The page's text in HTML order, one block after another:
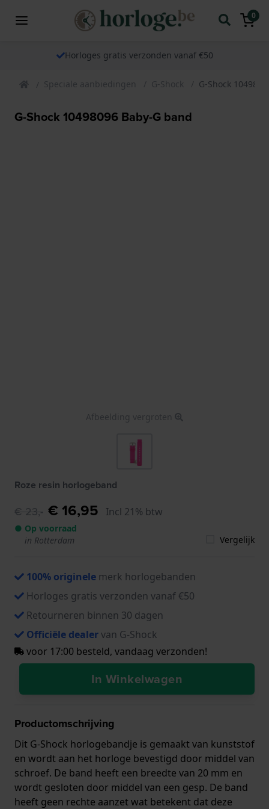
0
Horloges gratis verzonden vanaf €50
Speciale aanbiedingen G-Shock G-Shock
G-Shock 10498096 Baby-G band
Afbeelding vergroten
Roze resin horlogeband
€ 23,- € 16,95 Incl 21% btw
● Op voorraad
in Rotterdam
Vergelijk
100% originele merk horlogebanden
Horloges gratis verzonden vanaf €50
Retourneren binnen 30 dagen
Officiële dealervan G-Shock
voor 17:00 besteld, vandaag verzonden!
In Winkelwagen
Productomschrijving
Dit G-Shock horlogebandje is gemaakt van kunststof
en wordt aan het horloge bevestigd door middel van
schroef. De band heeft een breedte van 20 mm en
wordt gesloten door middel van een gesp. De band
heeft geen rechte aanzet wat betekent dat deze